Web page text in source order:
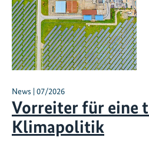
News | 07/2026
Vorreiter für eine
Klimapolitik